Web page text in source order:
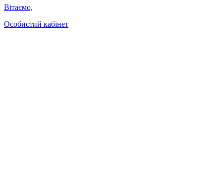
Вітаємо,
Особистий кабінет